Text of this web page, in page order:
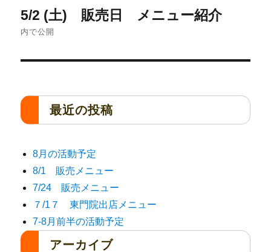
5/2 (土) 販売日 メニュー紹介
内で公開
最近の投稿
8月の活動予定
8/1 販売メニュー
7/24 販売メニュー
７/1７ 東門院出店メニュー
7-8月前半の活動予定
アーカイブ